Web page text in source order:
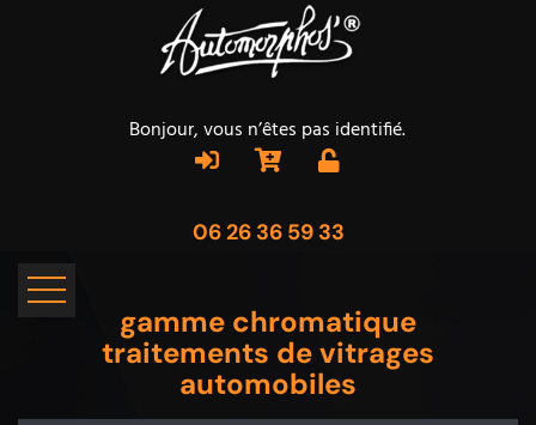
Bonjour, vous n’êtes pas identifié.
06 26 36 59 33
gamme chromatique
traitements de vitrages
automobiles